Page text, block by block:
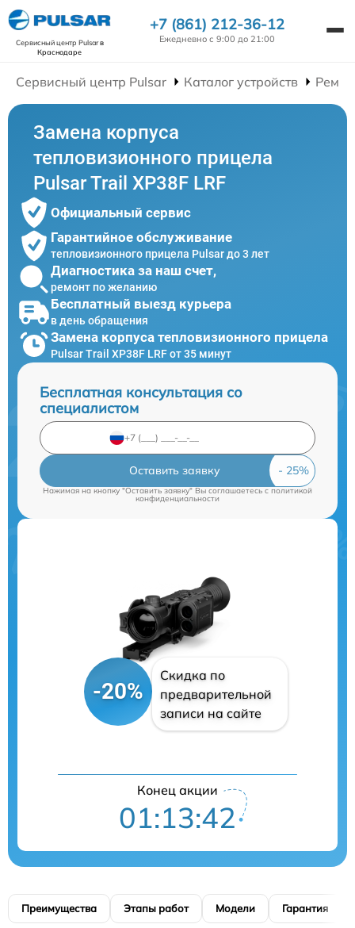
Сервисный центр Pulsarв
Краснодаре
+7 (861) 212-36-12
Ежедневно с 9:00 до 21:00
Сервисный центр Pulsar Каталог устройств
Замена корпуса
тепловизионного прицела
Pulsar Trail XP38F LRF
Официальный сервис
Гарантийное обслуживание
тепловизионного прицела Pulsar до 3 лет
Диагностика за наш счет,
ремонт по желанию
Бесплатный выезд курьера
в день обращения
Замена корпуса тепловизионного прицела
Pulsar Trail XP38F LRF от 35 минут
Бесплатная консультация со
специалистом
Оставить заявку
Нажимая на кнопку "Оставить заявку" Вы соглашаетесь cполитикой
конфиденциальности
-20%
Скидка по
предварительной
записи на сайте
Конец акции
01:13:41
Преимущества Этапы работ Модели Гарантия